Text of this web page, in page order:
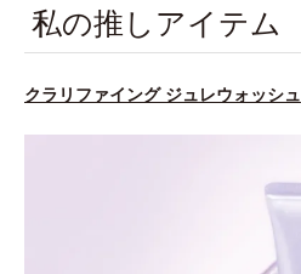
私の推しアイテム
クラリファイング ジュレウォッシュ